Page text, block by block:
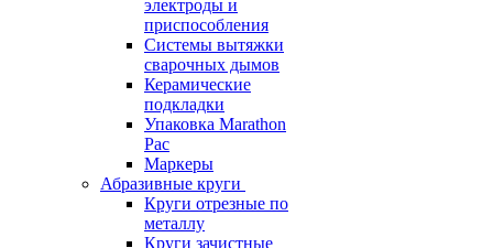
электроды и
приспособления
Системы вытяжки
сварочных дымов
Керамические
подкладки
Упаковка Marathon
Pac
Маркеры
Абразивные круги
Круги отрезные по
металлу
Круги зачистные